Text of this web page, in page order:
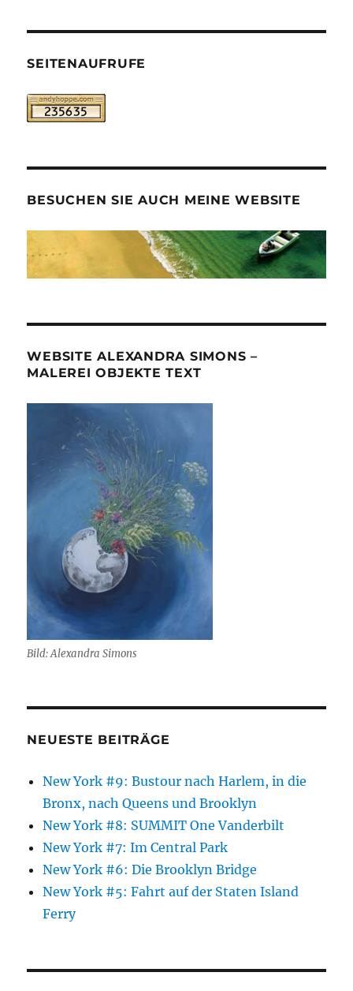
SEITENAUFRUFE
BESUCHEN SIE AUCH MEINE WEBSITE
WEBSITE ALEXANDRA SIMONS –
MALEREI OBJEKTE TEXT
Bild: Alexandra Simons
NEUESTE BEITRÄGE
New York #9: Bustour nach Harlem, in die
Bronx, nach Queens und Brooklyn
New York #8: SUMMIT One Vanderbilt
New York #7: Im Central Park
New York #6: Die Brooklyn Bridge
New York #5: Fahrt auf der Staten Island
Ferry